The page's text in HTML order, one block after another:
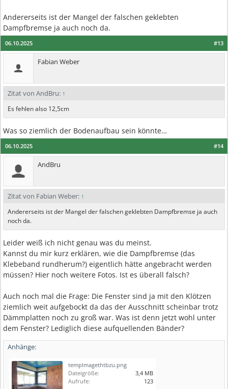
Andererseits ist der Mangel der falschen geklebten
Dampfbremse ja auch noch da.
#13
06.10.2025
Fabian Weber
Zitat von AndBru: ↑
Es fehlen also 12,5cm
Was so ziemlich der Bodenaufbau sein könnte…
#14
06.10.2025
AndBru
Zitat von Fabian Weber: ↑
Andererseits ist der Mangel der falschen geklebten Dampfbremse ja auch
noch da.
Leider weiß ich nicht genau was du meinst.
Kannst du mir kurz erklären, wie die Dampfbremse (das
Klebeband rundherum?) eigentlich hätte angebracht werden
müssen? Hier noch weitere Fotos. Ist es überall falsch?
Auch noch mal die Frage: Die Fenster sind ja mit den Klötzen
ziemlich weit aufgebockt da das der Ausschnitt scheinbar trotz
Dämmplatten noch zu groß war. Was ist denn jetzt wohl unter
dem Fenster? Lediglich diese aufquellenden Bänder?
Anhänge:
tempImagethtbzu.png
Dateigröße:
3,4 MB
Aufrufe:
123